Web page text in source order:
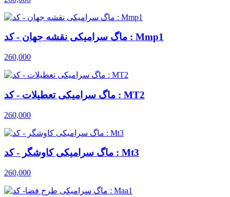
ماگ سرامیکی نقشه جهان - کد : Mmp1
260,000
ماگ سرامیکی تعطیلات - کد : MT2
260,000
ماگ سرامیکی کاوشگر - کد : Mt3
260,000